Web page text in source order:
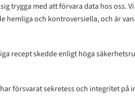
trygga med att förvara data hos oss.
hemliga och kontroversiella, och är
recept skedde enligt höga
försvarat sekretess och integritet på